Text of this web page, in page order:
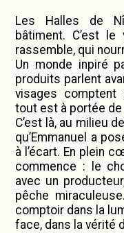
Les Halles de
bâtiment. C’est
rassemble, qui
Un monde inpiré
produits parlent
visages
tout est à portée de
C’est là, au milieu
qu’Emmanuel a
à l’écart. En plein
commence : le
avec un
pêche
comptoir dans la
face, dans la vérité